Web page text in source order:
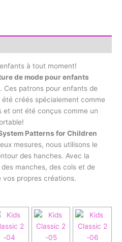
à tout moment!
de mode pour enfants
Ces patrons pour enfants de
été créés spécialement comme
et ont été conçus comme un
Patterns for Children
mesures, nous utilisons le
des hanches. Avec la
manches, des cols et de
propres créations.